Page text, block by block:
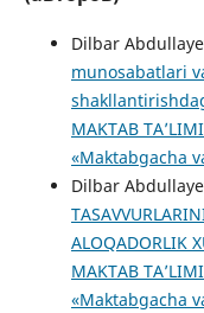
Dilbar
munosabatlari
MAKTAB
«Maktabgacha
Dilbar
ALOQADORLIK
MAKTAB
«Maktabgacha